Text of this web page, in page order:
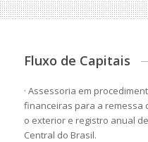
Fluxo de Capitais
· Assessoria em
financeiras para a remessa
o exterior e registro anual
Central do Brasil.